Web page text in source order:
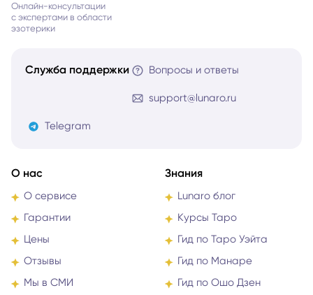
Онлайн-консультации
с экспертами в области
эзотерики
Служба поддержки Вопросы и ответы
support@lunaro.ru
Telegram
О нас
О сервисе
Гарантии
Цены
Отзывы
Мы в СМИ
Знания
Lunaro блог
Курсы Таро
Гид по Таро Уэйта
Гид по Манаре
Гид по Ошо Дзен